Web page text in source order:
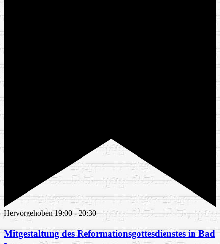
Hervorgehoben 19:00-20:30
Mitgestaltung des Reformationsgottesdienstes in Bad